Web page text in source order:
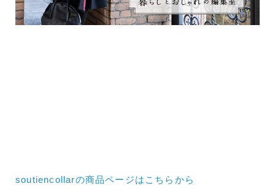
soutiencollarの商品ページはこちらから